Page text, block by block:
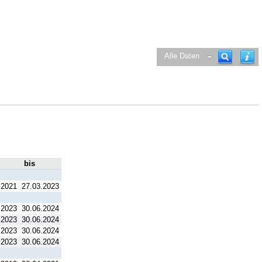
Alle Daten
bis
27.03.2023
30.06.2024
30.06.2024
30.06.2024
30.06.2024